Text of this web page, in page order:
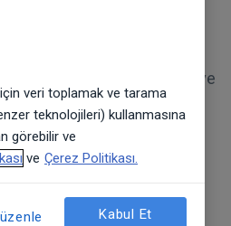
şekilde kullanmada
Eğer çocuğunuz 4 yaş ve
den şüphelenebilirsiniz.
veri toplamak ve tarama
teknolojileri) kullanmasına
görebilir ve
ve Çerez Politikası.
Kabul Et